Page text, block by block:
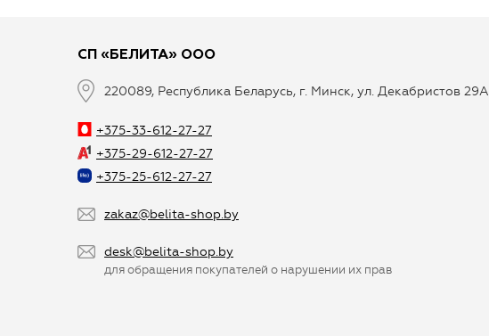
СП «БЕЛИТА» ООО
220089, Республика Беларусь, г. Минск, ул. Декабристов 29А
+375-33-612-27-27
+375-29-612-27-27
+375-25-612-27-27
zakaz@belita-shop.by
desk@belita-shop.by
для обращения покупателей о нарушении их прав